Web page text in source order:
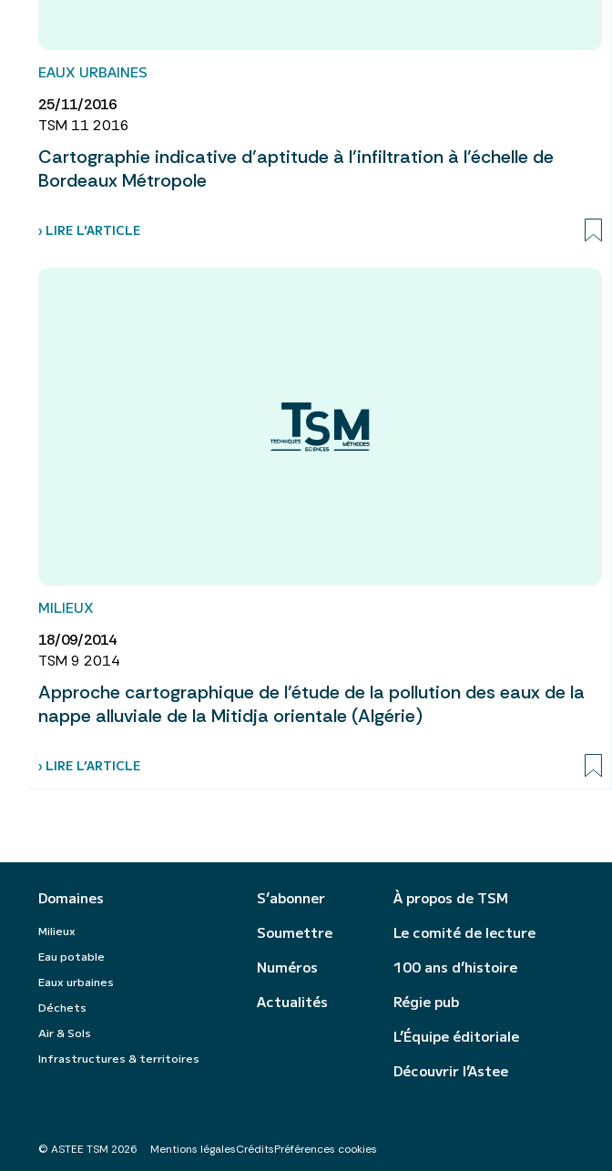
EAUX URBAINES
25/11/2016
TSM 11 2016
Cartographie indicative d’aptitude à l’infiltration à l’échelle de
Bordeaux Métropole
› LIRE L’ARTICLE
MILIEUX
18/09/2014
TSM 9 2014
Approche cartographique de l’étude de la pollution des eaux de la
nappe alluviale de la Mitidja orientale (Algérie)
› LIRE L’ARTICLE
Domaines
Milieux
Eau potable
Eaux urbaines
Déchets
Air & Sols
Infrastructures & territoires
S’abonner
Soumettre
Numéros
Actualités
À propos de TSM
Le comité de lecture
100 ans d’histoire
Régie pub
L’Équipe éditoriale
Découvrir l’Astee
© ASTEE TSM 2026 Mentions légalesCréditsPréférences cookies